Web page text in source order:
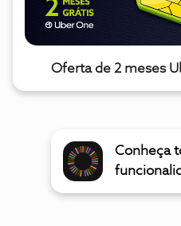
Oferta de 2 meses
Conheça